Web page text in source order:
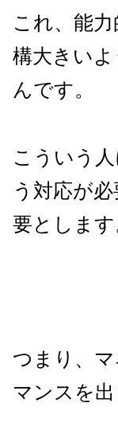
これ、能
構大きい
んです。
こういう
う対応が
要とします
つまり、
マンスを出